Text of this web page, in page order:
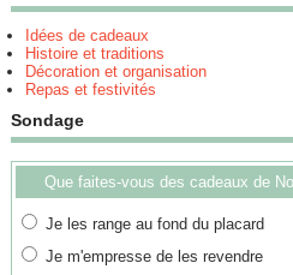
Idées de cadeaux
Histoire et traditions
Décoration et organisation
Repas et festivités
Sondage
Que faites-vous des cadeaux de
Je les range au fond du placard
Je m'empresse de les revendre